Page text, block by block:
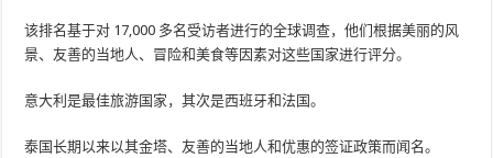
该排名基于对 17,000 多名受访者进行的全球调查，他们根据美丽的风
景、友善的当地人、冒险和美食等因素对这些国家进行评分。
意大利是最佳旅游国家，其次是西班牙和法国。
泰国长期以来以其金塔、友善的当地人和优惠的签证政策而闻名。